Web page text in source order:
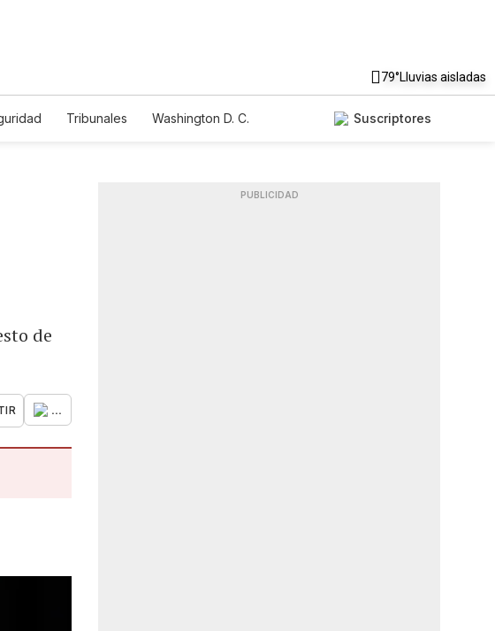
79°Lluvias aisladas
Tribunales
Washington D. C.
Suscriptores
de
...
PUBLICIDAD